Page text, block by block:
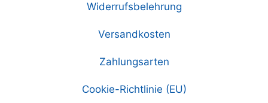
Widerrufsbelehrung
Versandkosten
Zahlungsarten
Cookie-Richtlinie (EU)